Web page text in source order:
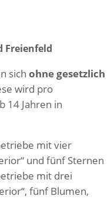
Freienfeld
sich ohne gesetzlich
wird pro
14 Jahren in
mit vier
und fünf Sternen
mit drei
fünf Blumen,